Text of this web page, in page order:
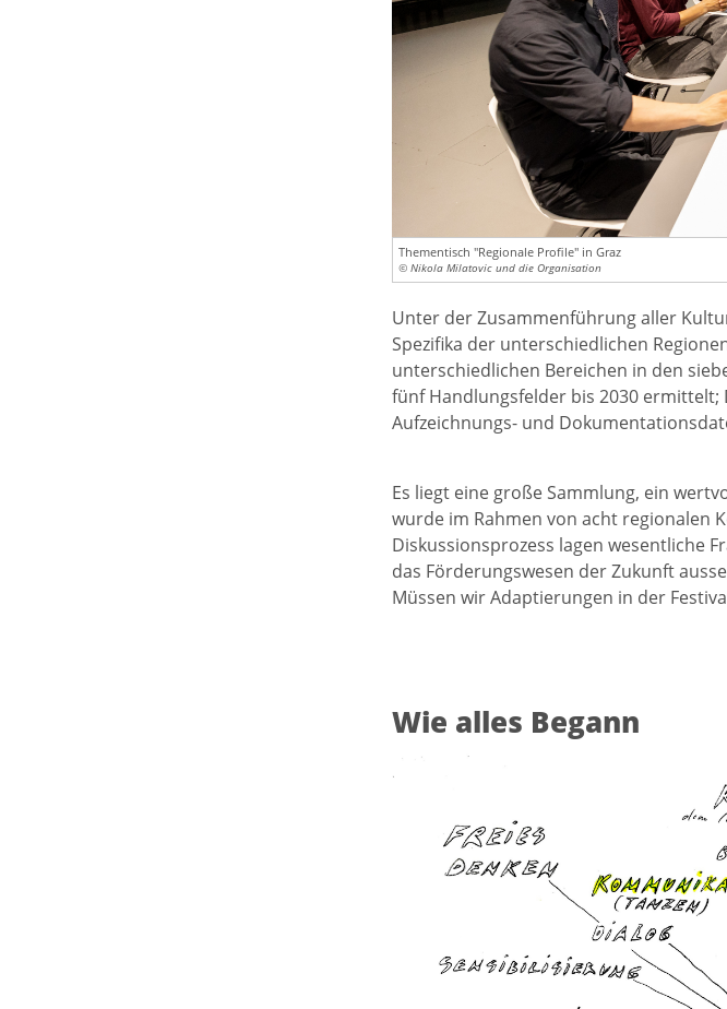
Thementisch "Regionale Profile" in Graz
© Nikola Milatovic und die Organisation
Unter der Zusammenführung aller
Spezifika der unterschiedlichen
unterschiedlichen Bereichen in den
fünf Handlungsfelder bis 2030
Aufzeichnungs- und
Es liegt eine große Sammlung, ein
wurde im Rahmen von acht regionalen
Diskussionsprozess lagen wesentliche
das Förderungswesen der Zukunft
Müssen wir Adaptierungen in der
Wie alles Begann